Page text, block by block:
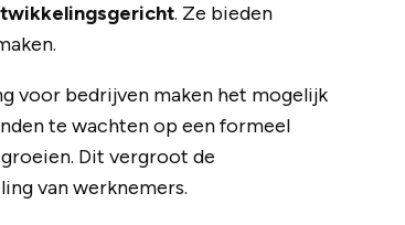
. Ze bieden
voor bedrijven maken het mogelijk
te wachten op een formeel
Dit vergroot de
van werknemers.